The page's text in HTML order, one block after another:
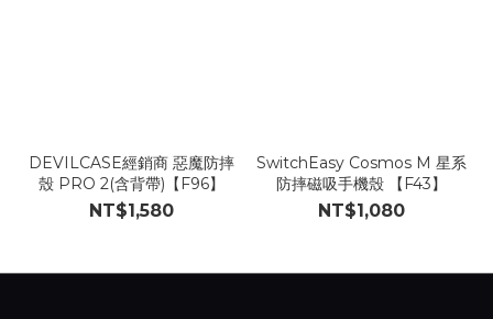
DEVILCASE經銷商 惡魔防摔
殼 PRO 2(含背帶)【F96】
NT$1,580
SwitchEasy Cosmos M 星系
防摔磁吸手機殼 【F43】
NT$1,080